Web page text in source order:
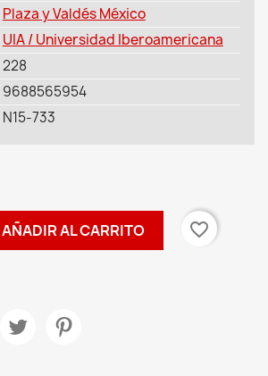
Plaza y Valdés México
UIA / Universidad Iberoamericana
228
9688565954
N15-733
AÑADIR AL CARRITO favorite_border